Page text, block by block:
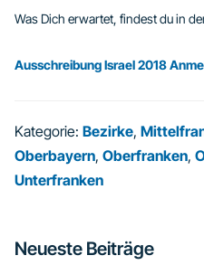
Was Dich erwartet, findest du in
Ausschreibung Israel 2018
Kategorie: Bezirke,
Oberbayern, Oberfranken,
Unterfranken
Seitenspalte
Neueste Beiträge